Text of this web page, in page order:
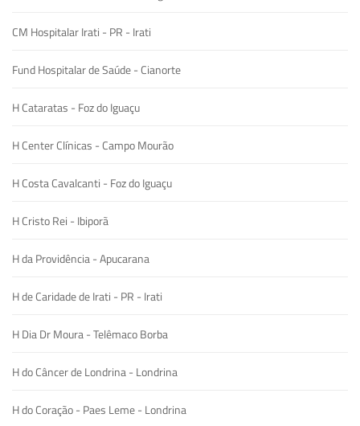
CM Hospitalar Irati - PR - Irati
Fund Hospitalar de Saúde - Cianorte
H Cataratas - Foz do Iguaçu
H Center Clínicas - Campo Mourão
H Costa Cavalcanti - Foz do Iguaçu
H Cristo Rei - Ibiporã
H da Providência - Apucarana
H de Caridade de Irati - PR - Irati
H Dia Dr Moura - Telêmaco Borba
H do Câncer de Londrina - Londrina
H do Coração - Paes Leme - Londrina